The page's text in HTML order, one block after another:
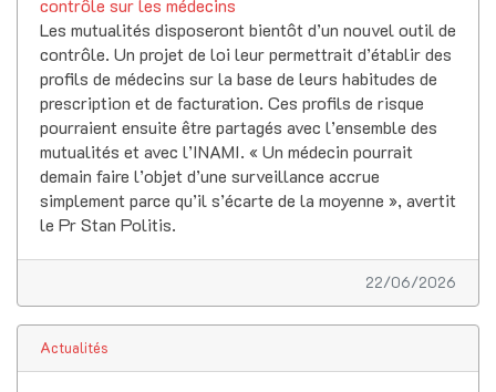
Les mutualités disposeront bientôt d’un nouvel outil de
contrôle. Un projet de loi leur permettrait d’établir des
profils de médecins sur la base de leurs habitudes de
prescription et de facturation. Ces profils de risque
pourraient ensuite être partagés avec l’ensemble des
mutualités et avec l’INAMI. « Un médecin pourrait
demain faire l’objet d’une surveillance accrue
simplement parce qu’il s’écarte de la moyenne », avertit
le Pr Stan Politis.
22/06/2026
Actualités